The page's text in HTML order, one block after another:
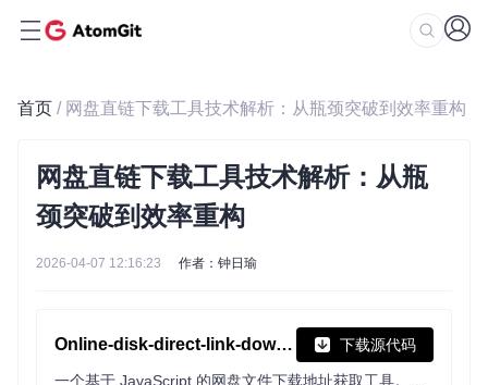
首页 / 网盘直链下载工具技术解析：从瓶颈突破到效率重构
网盘直链下载工具技术解析：从瓶
颈突破到效率重构
2026-04-07 12:16:23 作者：钟日瑜
Online-disk-direct-link-download-assistant 下载源代码